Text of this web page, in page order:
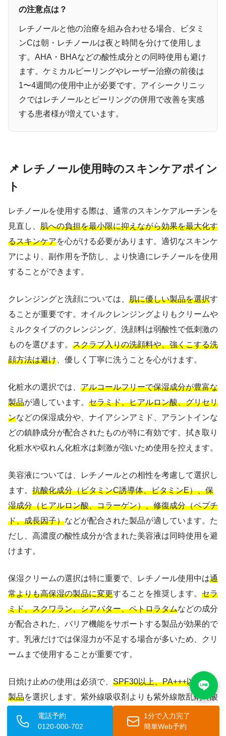
の注意点は？
レチノールと他の治療を組み合わせる場合、ビタミ
ンCは朝・レチノールは夜と時間を分けて使用しま
す。AHA・BHAなどの酸性成分との同時使用も避け
ます。ケミカルピーリングやレーザー治療の前後は
1〜4週間の使用中止が必要です。アイシークリニッ
クではレチノールとピーリングの併用で改善を実感
する患者様が増えています。
📌 レチノール使用時のスキンケアポイン
ト
レチノールを使用する際は、通常のスキンケアルーチンを
見直し、 肌への負担を最小限に抑えながら効果を最大化す
るスキンケアを心がける必要があります。適切なスキンケ
アにより、副作用を予防し、より快適にレチノールを使用
することができます。
クレンジングと洗顔については、 肌に優しい製品を選択す
ることが重要です。オイルクレンジングよりもクリームや
ミルクタイプのクレンジング、洗顔料は弱酸性で低刺激の
ものを選びます。 スクラブ入りの洗顔料や、強くこする洗
顔方法は避け 、優しく丁寧に洗うことを心がけます。
化粧水の選択では、 アルコールフリーで保湿成分が豊富な
製品が適しています。 セラミド、ヒアルロン酸、グリセリ
ンなどの保湿成分や、ナイアシンアミド、アラントインな
どの鎮静成分が配合されたものが特に有効です。拭き取り
化粧水や収れん化粧水は刺激が強いため使用を控えます。
美容液については、レチノールとの相性を考慮して選択し
ます。 抗酸化成分（ビタミンC誘導体、ビタミンE）、保
湿成分（ヒアルロン酸、コラーゲン）、修復成分（ペプチ
ド、成長因子）などが配合された製品が適しています。た
だし、高濃度の酸性成分が含まれた美容液は同時使用を避
けます。
保湿クリームの選択は特に重要で、レチノール使用中は通
常よりも高保湿の製品に変更することを推奨します。 セラ
ミド、スクワラン、シアバター、ペトロラタムなどの成分
が配合された、バリア機能をサポートする製品が効果的で
す。乳液だけでは保湿力が不足する場合が多いため、クリ
ームまで使用することが重要です。
日焼け止めの使用は必須で、 SPF30以上、PA+++以上の
製品を選択します。紫外線吸収剤よりも紫外線散乱剤（酸
化亜鉛、二酸化チタン）が主成分の製品の方が、敏感な肌
には適しています。また、
日焼け止めは2-3時間おきに塗
電話予約
0120-000-702
1分で入力完了
簡単Web予約